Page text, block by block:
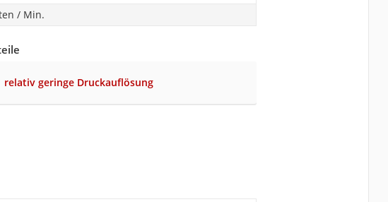
/ Min.
relativ geringe Druckauflösung